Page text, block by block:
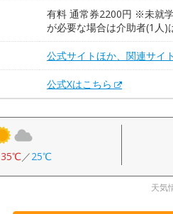
有料 通常券2200円 ※未就
が必要な場合は介助者(1人)
公式サイトほか、関連サイ
公式Xはこちら
35℃／25℃
天気